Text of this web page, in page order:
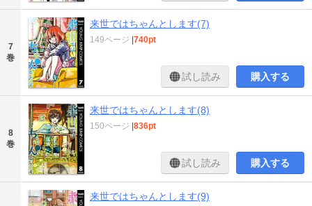
7
巻
来世ではちゃんとします(7)
149ページ 740pt
試し読み 購入する
8
巻
来世ではちゃんとします(8)
150ページ 836pt
試し読み 購入する
来世ではちゃんとします(9)